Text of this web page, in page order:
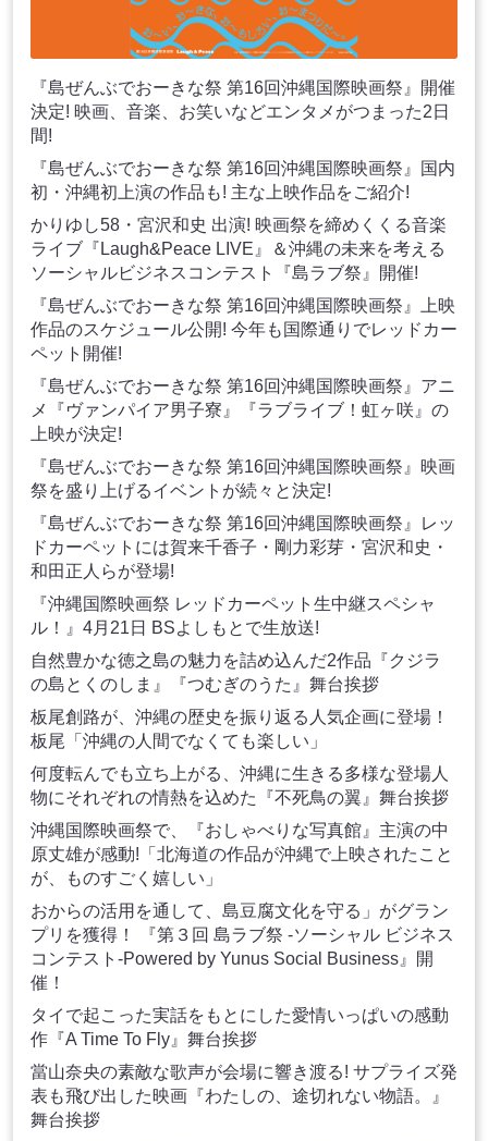
『島ぜんぶでおーきな祭 第16回沖縄国際映画祭』開催
決定! 映画、音楽、お笑いなどエンタメがつまった2日
間!
『島ぜんぶでおーきな祭 第16回沖縄国際映画祭』国内
初・沖縄初上演の作品も! 主な上映作品をご紹介!
かりゆし58・宮沢和史 出演! 映画祭を締めくくる音楽
ライブ『Laugh&Peace LIVE』＆沖縄の未来を考える
ソーシャルビジネスコンテスト『島ラブ祭』開催!
『島ぜんぶでおーきな祭 第16回沖縄国際映画祭』上映
作品のスケジュール公開! 今年も国際通りでレッドカー
ペット開催!
『島ぜんぶでおーきな祭 第16回沖縄国際映画祭』アニ
メ『ヴァンパイア男子寮』『ラブライブ！虹ヶ咲』の
上映が決定!
『島ぜんぶでおーきな祭 第16回沖縄国際映画祭』映画
祭を盛り上げるイベントが続々と決定!
『島ぜんぶでおーきな祭 第16回沖縄国際映画祭』レッ
ドカーペットには賀来千香子・剛力彩芽・宮沢和史・
和田正人らが登場!
『沖縄国際映画祭 レッドカーペット生中継スペシャ
ル！』4月21日 BSよしもとで生放送!
自然豊かな徳之島の魅力を詰め込んだ2作品『クジラ
の島とくのしま』『つむぎのうた』舞台挨拶
板尾創路が、沖縄の歴史を振り返る人気企画に登場！
板尾「沖縄の人間でなくても楽しい」
何度転んでも立ち上がる、沖縄に生きる多様な登場人
物にそれぞれの情熱を込めた『不死鳥の翼』舞台挨拶
沖縄国際映画祭で、『おしゃべりな写真館』主演の中
原丈雄が感動!「北海道の作品が沖縄で上映されたこと
が、ものすごく嬉しい」
おからの活用を通して、島豆腐文化を守る」がグラン
プリを獲得！ 『第３回 島ラブ祭 -ソーシャル ビジネス
コンテスト-Powered by Yunus Social Business』開
催！
タイで起こった実話をもとにした愛情いっぱいの感動
作『A Time To Fly』舞台挨拶
當山奈央の素敵な歌声が会場に響き渡る! サプライズ発
表も飛び出した映画『わたしの、途切れない物語。』
舞台挨拶